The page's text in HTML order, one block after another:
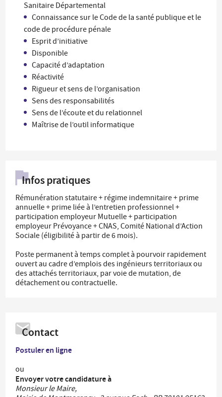
Sanitaire Départemental
Connaissance sur le Code de la santé publique et le
code de procédure pénale
Esprit d’initiative
Disponible
Capacité d’adaptation
Réactivité
Rigueur et sens de l’organisation
Sens des responsabilités
Sens de l’écoute et du relationnel
Maîtrise de l’outil informatique
Infos pratiques
Rémunération statutaire + régime indemnitaire + prime
annuelle + prime liée à l’entretien professionnel +
participation employeur Mutuelle + participation
employeur Prévoyance + CNAS, Comité National d’Action
Sociale (éligibilité à partir de 6 mois).
Poste permanent à temps complet à pourvoir rapidement
ouvert au cadre d’emplois des ingénieurs territoriaux ou
des attachés territoriaux, par voie de mutation, de
détachement ou contractuelle.
Contact
Postuler en ligne
ou
Envoyer votre candidature à
Monsieur le Maire,